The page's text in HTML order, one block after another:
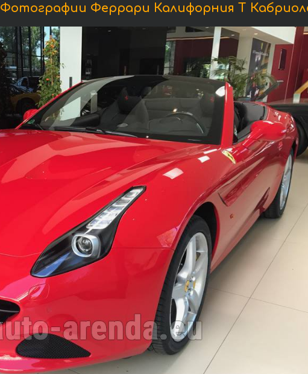
Фотографии Феррари Калифорния Т